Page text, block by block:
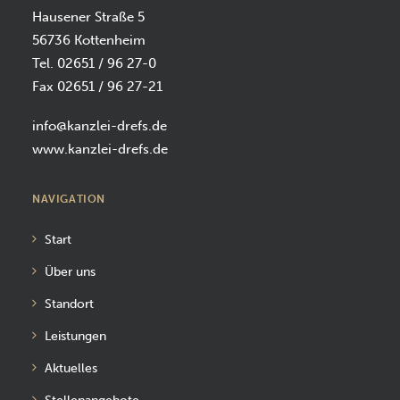
Hausener Straße 5
56736 Kottenheim
Tel. 02651 / 96 27-0
Fax 02651 / 96 27-21
info@kanzlei-drefs.de
www.kanzlei-drefs.de
NAVIGATION
Start
Über uns
Standort
Leistungen
Aktuelles